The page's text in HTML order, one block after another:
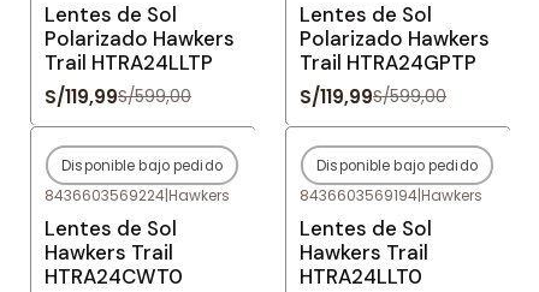
Lentes de Sol
Polarizado Hawkers
Trail HTRA24LLTP
S/119,99S/599,00
Lentes de Sol
Polarizado Hawkers
Trail HTRA24GPTP
S/119,99S/599,00
-80%OFF
Agotado
Disponible bajo pedido
8436603569224|Hawkers
Lentes de Sol
Hawkers Trail
HTRA24CWT0
-80%OFF
Agotado
Disponible bajo pedido
8436603569194|Hawkers
Lentes de Sol
Hawkers Trail
HTRA24LLT0